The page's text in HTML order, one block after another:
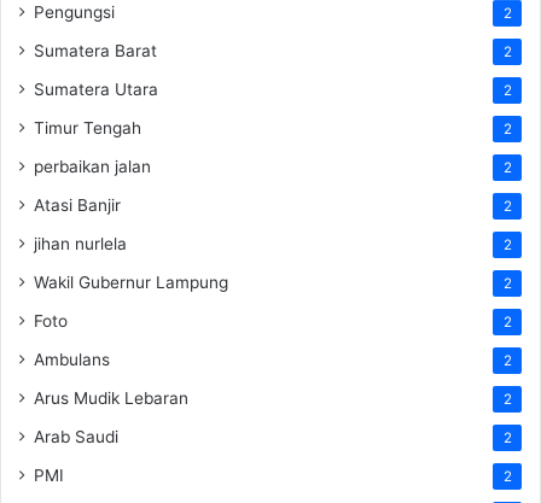
Pengungsi 2
Sumatera Barat 2
Sumatera Utara 2
Timur Tengah 2
perbaikan jalan 2
Atasi Banjir 2
jihan nurlela 2
Wakil Gubernur Lampung 2
Foto 2
Ambulans 2
Arus Mudik Lebaran 2
Arab Saudi 2
PMI 2